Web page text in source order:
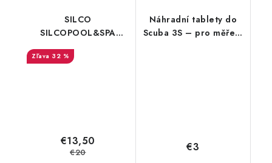
SILCO
SILCOPOOL&SPA
vody
32 %
€13,50
€20
Náhradní tablety do
Scuba 3S – pro měření
€3